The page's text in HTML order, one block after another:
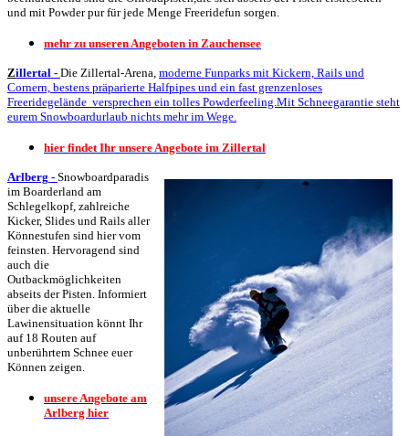
und mit Powder pur für jede Menge Freeridefun sorgen.
mehr zu unseren Angeboten in Zauchensee
Zillertal - Die Zillertal-Arena, moderne Funparks mit Kickern, Rails und
Cornern, bestens präparierte Halfpipes und ein fast grenzenloses
Freeridegelände versprechen ein tolles Powderfeeling.Mit Schneegarantie steht
eurem Snowboardurlaub nichts mehr im Wege.
hier findet Ihr unsere Angebote im Zillertal
Arlberg - Snowboardparadis
im Boarderland am
Schlegelkopf, zahlreiche
Kicker, Slides und Rails aller
Könnestufen sind hier vom
feinsten. Hervoragend sind
auch die
Outbackmöglichkeiten
abseits der Pisten. Informiert
über die aktuelle
Lawinensituation könnt Ihr
auf 18 Routen auf
unberührtem Schnee euer
Können zeigen.
unsere Angebote am
Arlberg hier